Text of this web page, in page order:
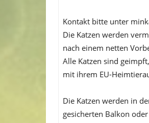
Kontakt bitte unter
Die Katzen werden
nach einem netten
Alle Katzen sind
mit ihrem EU-
Die Katzen werden in
gesicherten Balkon